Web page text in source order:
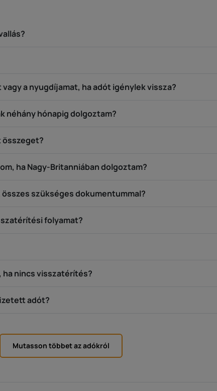
a nyugdíjamat, ha adót igénylek vissza?
néhány hónapig dolgoztam?
összeget?
ha Nagy-Britanniában dolgoztam?
szükséges dokumentummal?
folyamat?
nincs visszatérítés?
adót?
Mutasson többet az adókról